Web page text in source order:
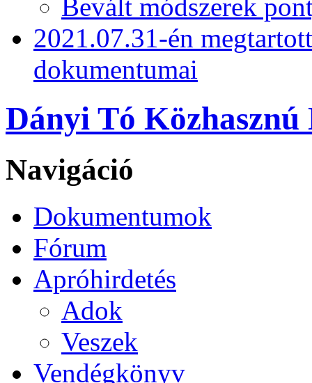
Bevált módszerek
2021.07.31-én
dokumentumai
Dányi Tó
Navigáció
Dokumentumok
Fórum
Apróhirdetés
Adok
Veszek
Vendégkönyv